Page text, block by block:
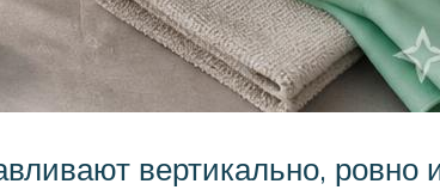
вертикально, ровно